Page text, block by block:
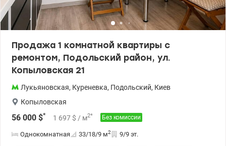
Продажа 1 комнатной квартиры с
ремонтом, Подольский район, ул.
Копыловская 21
Лукьяновская, Куреневка, Подольский, Киев
Копыловская
56 000 $* 1 697 $ / м2* Без комиссии
Однокомнатная 33/18/9 м2 9/9 эт.